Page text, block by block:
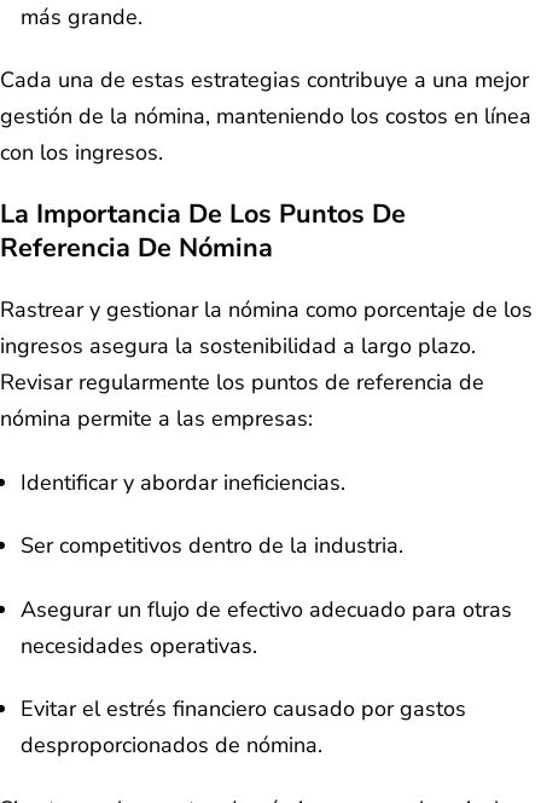
más grande.
Cada una de estas estrategias contribuye a una mejor
gestión de la nómina, manteniendo los costos en línea
con los ingresos.
La Importancia De Los Puntos De
Referencia De Nómina
Rastrear y gestionar la nómina como porcentaje de los
ingresos asegura la sostenibilidad a largo plazo.
Revisar regularmente los puntos de referencia de
nómina permite a las empresas:
Identificar y abordar ineficiencias.
Ser competitivos dentro de la industria.
Asegurar un flujo de efectivo adecuado para otras
necesidades operativas.
Evitar el estrés financiero causado por gastos
desproporcionados de nómina.